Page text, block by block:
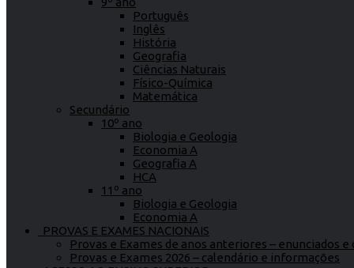
Português
Inglês
História
Geografia
Ciências Naturais
Físico-Química
Matemática
Secundário
10º ano
Biologia e Geologia
Economia A
Geografia A
HCA
11º ano
Biologia e Geologia
Economia A
PROVAS E EXAMES NACIONAIS
Provas e Exames de anos anteriores – enunciados
Provas e Exames 2026 – calendário e informações